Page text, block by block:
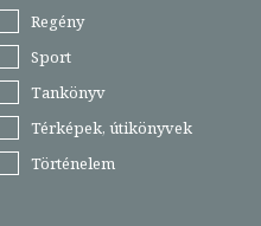
Regény
Sport
Tankönyv
Térképek, útikönyvek
Történelem